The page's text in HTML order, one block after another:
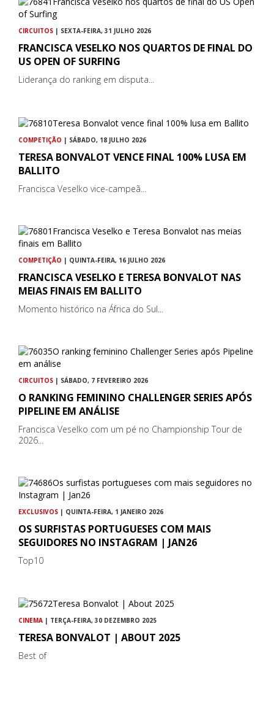
CIRCUITOS | SEXTA-FEIRA, 31 JULHO 2026
FRANCISCA VESELKO NOS QUARTOS DE FINAL DO
US OPEN OF SURFING
Liderança do ranking em disputa...
COMPETIÇÃO | SÁBADO, 18 JULHO 2026
TERESA BONVALOT VENCE FINAL 100% LUSA EM
BALLITO
Francisca Veselko vice-campeã...
COMPETIÇÃO | QUINTA-FEIRA, 16 JULHO 2026
FRANCISCA VESELKO E TERESA BONVALOT NAS
MEIAS FINAIS EM BALLITO
Momento histórico na África do Sul...
CIRCUITOS | SÁBADO, 7 FEVEREIRO 2026
O RANKING FEMININO CHALLENGER SERIES APÓS
PIPELINE EM ANÁLISE
Francisca Veselko com um pé no Championship Tour de
2026...
EXCLUSIVOS | QUINTA-FEIRA, 1 JANEIRO 2026
OS SURFISTAS PORTUGUESES COM MAIS
SEGUIDORES NO INSTAGRAM | JAN26
Top10
CINEMA | TERÇA-FEIRA, 30 DEZEMBRO 2025
TERESA BONVALOT | ABOUT 2025
Best of